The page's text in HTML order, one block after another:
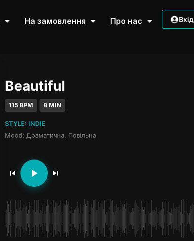
На замовлення Про нас Вхід
Beautiful
115 BPM B MIN
STYLE: INDIE
Mood: Драматична, Повільна